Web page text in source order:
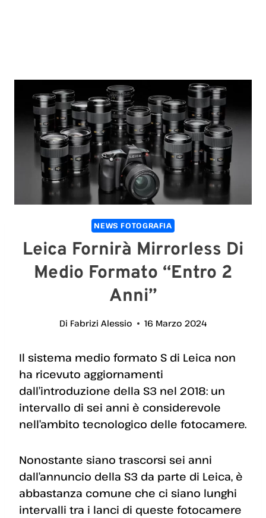
NEWS FOTOGRAFIA
Leica Fornirà Mirrorless Di
Medio Formato “entro 2
Anni”
Di Fabrizi Alessio 16 Marzo 2024
Il sistema medio formato S di Leica non
ha ricevuto aggiornamenti
dall’introduzione della S3 nel 2018: un
intervallo di sei anni è considerevole
nell’ambito tecnologico delle fotocamere.
Nonostante siano trascorsi sei anni
dall’annuncio della S3 da parte di Leica, è
abbastanza comune che ci siano lunghi
intervalli tra i lanci di queste fotocamere